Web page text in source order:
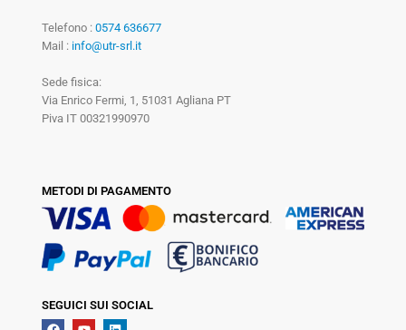
Telefono : 0574 636677
Mail : info@utr-srl.it
Sede fisica:
Via Enrico Fermi, 1, 51031 Agliana PT
Piva IT 00321990970
METODI DI PAGAMENTO
SEGUICI SUI SOCIAL